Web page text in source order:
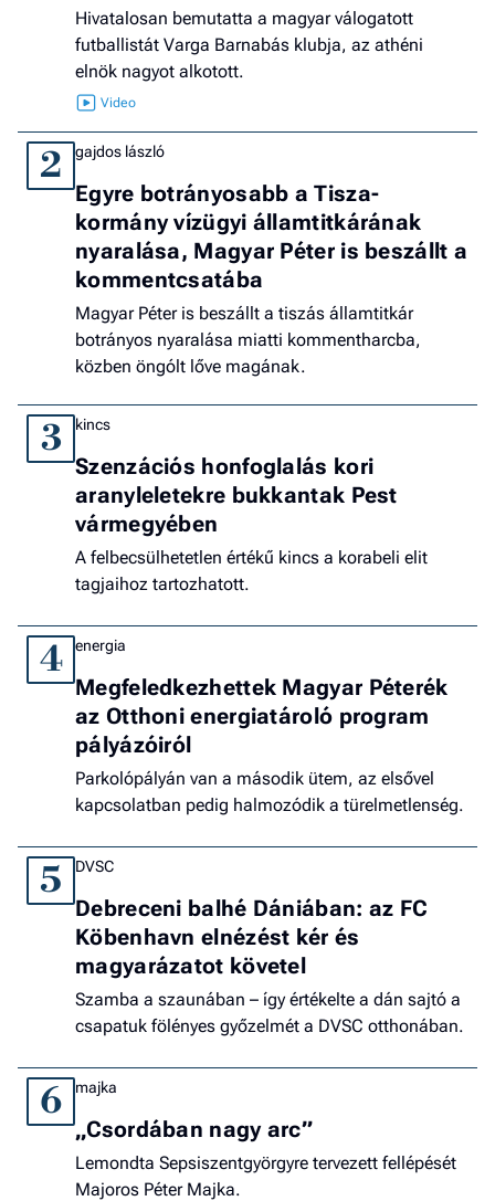
Hivatalosan bemutatta a magyar válogatott
futballistát Varga Barnabás klubja, az athéni
elnök nagyot alkotott.
2 gajdos lászló
Egyre botrányosabb a Tisza-
kormány vízügyi államtitkárának
nyaralása, Magyar Péter is beszállt a
kommentcsatába
Magyar Péter is beszállt a tiszás államtitkár
botrányos nyaralása miatti kommentharcba,
közben öngólt lőve magának.
3 kincs
Szenzációs honfoglalás kori
aranyleletekre bukkantak Pest
vármegyében
A felbecsülhetetlen értékű kincs a korabeli elit
tagjaihoz tartozhatott.
4 energia
Megfeledkezhettek Magyar Péterék
az Otthoni energiatároló program
pályázóiról
Parkolópályán van a második ütem, az elsővel
kapcsolatban pedig halmozódik a türelmetlenség.
5 DVSC
Debreceni balhé Dániában: az FC
Köbenhavn elnézést kér és
magyarázatot követel
Szamba a szaunában – így értékelte a dán sajtó a
csapatuk fölényes győzelmét a DVSC otthonában.
6 majka
„Csordában nagy arc”
Lemondta Sepsiszentgyörgyre tervezett fellépését
Majoros Péter Majka.